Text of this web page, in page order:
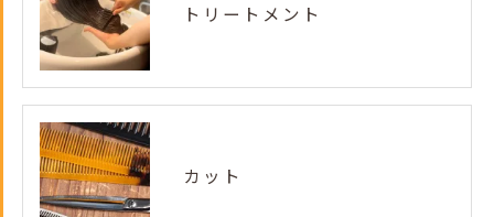
トリートメント
カット